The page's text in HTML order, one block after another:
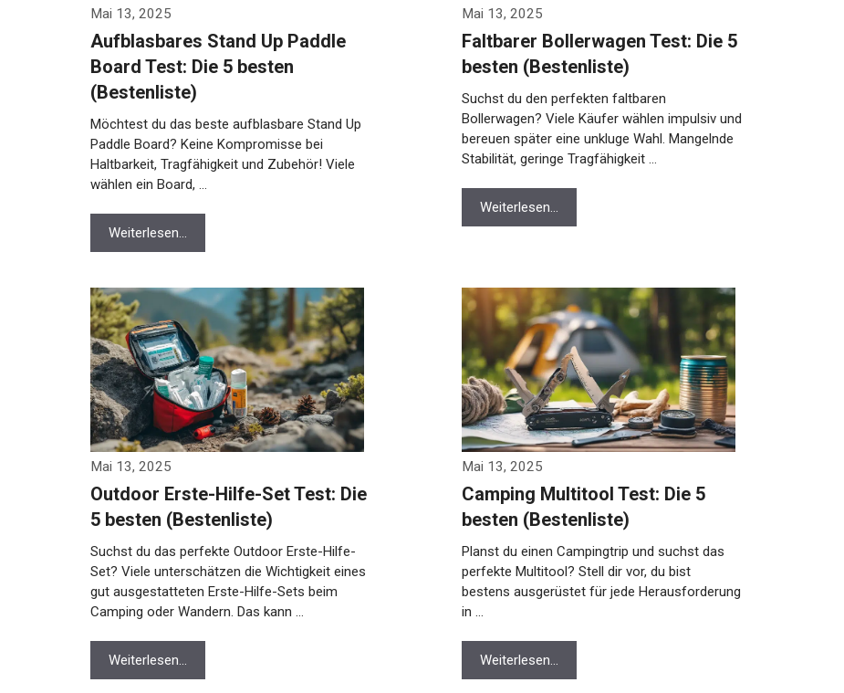
Mai 13, 2025
Aufblasbares Stand Up Paddle
Board Test: Die 5 besten
(Bestenliste)
Möchtest du das beste aufblasbare Stand Up
Paddle Board? Keine Kompromisse bei
Haltbarkeit, Tragfähigkeit und Zubehör! Viele
wählen ein Board, …
Weiterlesen…
Mai 13, 2025
Faltbarer Bollerwagen Test: Die 5
besten (Bestenliste)
Suchst du den perfekten faltbaren
Bollerwagen? Viele Käufer wählen impulsiv und
bereuen später eine unkluge Wahl. Mangelnde
Stabilität, geringe Tragfähigkeit …
Weiterlesen…
Mai 13, 2025
Outdoor Erste-Hilfe-Set Test: Die
5 besten (Bestenliste)
Suchst du das perfekte Outdoor Erste-Hilfe-
Set? Viele unterschätzen die Wichtigkeit eines
gut ausgestatteten Erste-Hilfe-Sets beim
Camping oder Wandern. Das kann …
Weiterlesen…
Mai 13, 2025
Camping Multitool Test: Die 5
besten (Bestenliste)
Planst du einen Campingtrip und suchst das
perfekte Multitool? Stell dir vor, du bist
bestens ausgerüstet für jede Herausforderung
in …
Weiterlesen…